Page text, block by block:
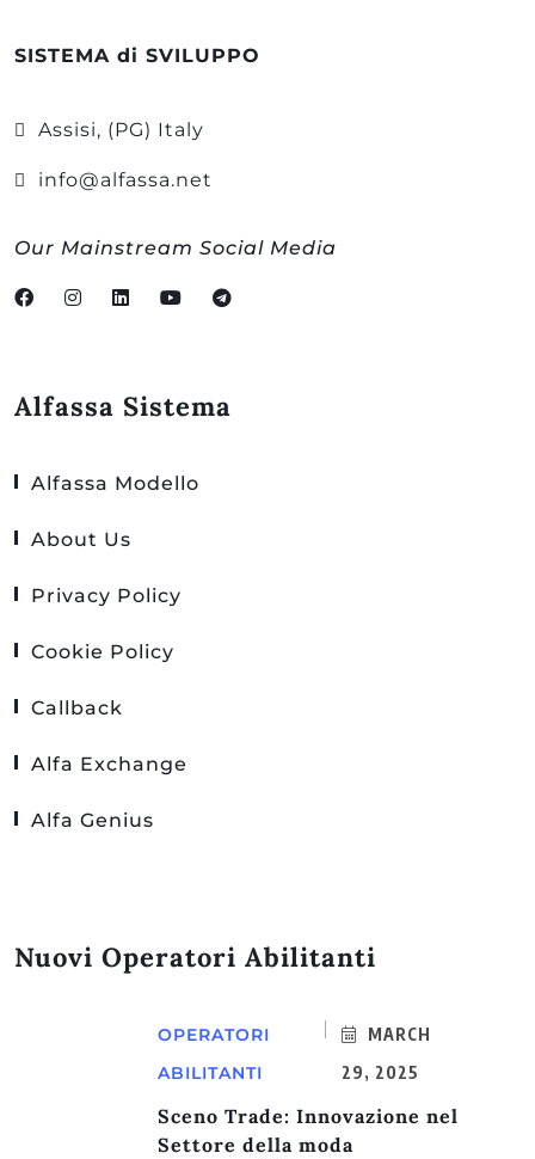
SISTEMA di SVILUPPO
Assisi, (PG) Italy
info@alfassa.net
Our Mainstream Social Media
Alfassa Sistema
Alfassa Modello
About Us
Privacy Policy
Cookie Policy
Callback
Alfa Exchange
Alfa Genius
Nuovi Operatori Abilitanti
OPERATORI
ABILITANTI
MARCH
29, 2025
Sceno Trade: Innovazione nel
Settore della moda